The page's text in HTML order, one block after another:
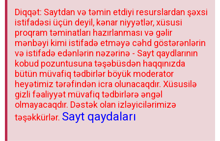
Diqqət: Saytdan və təmin etdiyi resurslardan şəxsi
istifadəsi üçün deyil, kənar niyyətlər, xüsusi
proqram təminatları hazırlanması və gəlir
mənbəyi kimi istifadə etməyə cəhd göstərənlərin
və istifadə edənlərin nəzərinə - Sayt qaydlarının
kobud pozuntusuna təşəbüsdən haqqınızda
bütün müvafiq tədbirlər böyük moderator
heyətimiz tərəfindən icra olunacaqdır. Xüsusilə
gizli fəaliyyət müvafiq tədbirlərə əngəl
olmayacaqdır. Dəstək olan izləyicilərimizə
təşəkkürlər. Sayt qaydaları